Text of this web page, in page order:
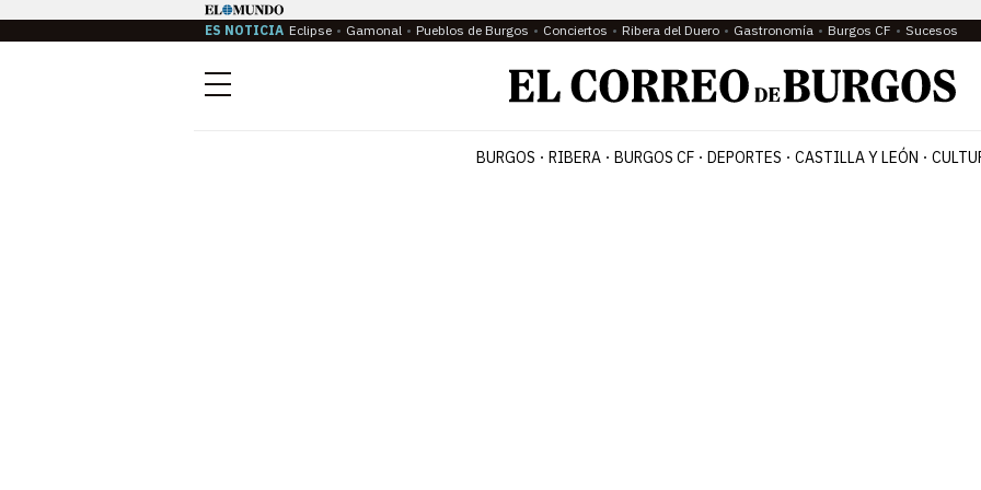
ES NOTICIA Eclipse Gamonal Pueblos de Burgos Conciertos Ribera del Duero Gastronomía Burgos CF Sucesos
Menú
BURGOS RIBERA BURGOS CF DEPORTES CASTILLA Y LEÓN